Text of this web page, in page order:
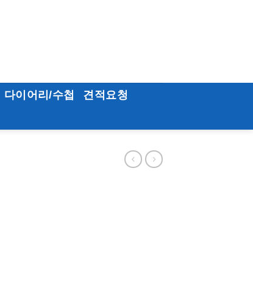
다이어리/수첩
견적요청